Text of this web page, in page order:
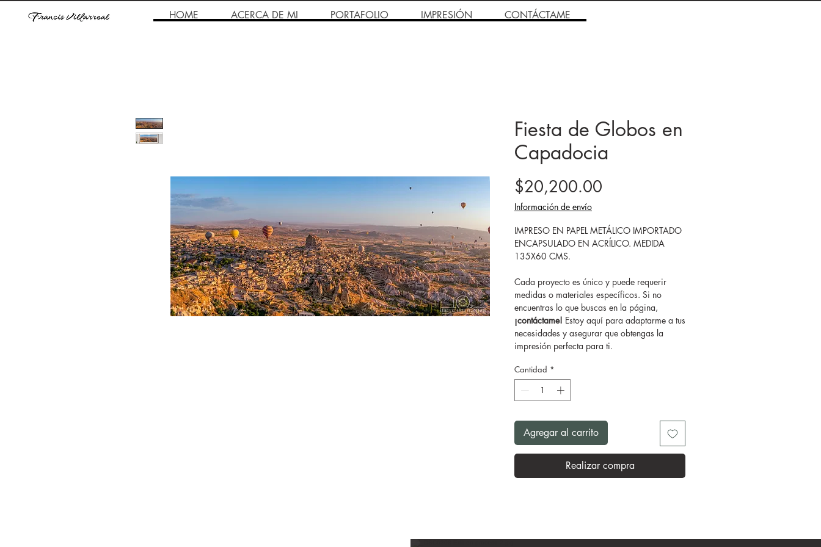
HOME ACERCA DE MI PORTAFOLIO IMPRESIÓN CONTÁCTAME
Fiesta de Globos en
Capadocia
$20,200.00
Información de envío
IMPRESO EN PAPEL METÁLICO IMPORTADO
ENCAPSULADO EN ACRÍLICO. MEDIDA
135X60 CMS.
Cada proyecto es único y puede requerir
medidas o materiales específicos. Si no
encuentras lo que buscas en la página,
¡contáctame! Estoy aquí para adaptarme a tus
necesidades y asegurar que obtengas la
impresión perfecta para ti.
Cantidad *
Agregar al carrito
Realizar compra